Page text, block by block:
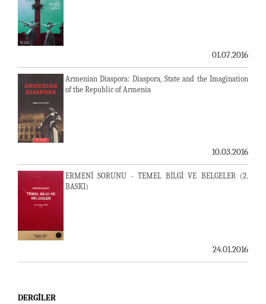
01.07.2016
Armenian Diaspora: Diaspora, State and the Imagination
of the Republic of Armenia
10.03.2016
ERMENİ SORUNU - TEMEL BİLGİ VE BELGELER (2.
BASKI)
24.01.2016
DERGILER